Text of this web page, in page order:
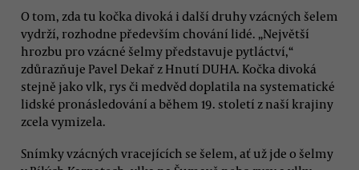
O tom, zda tu kočka divoká i další druhy vzácných šelem
vydrží, rozhodne především chování lidé. „Největší
hrozbu pro vzácné šelmy představuje pytláctví,“
zdůrazňuje Pavel Dekař z Hnutí DUHA. Kočka divoká
stejně jako vlk, rys či medvěd doplatila na systematické
lidské pronásledování a během 19. století z naší krajiny
zcela vymizela.
Snímky vzácných vracejících se šelem, ať už jde o šelmy